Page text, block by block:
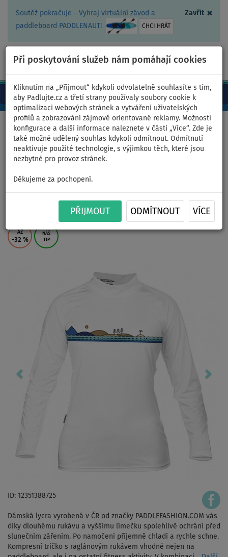
Zavřít ×
Soutěž pokračuje - Vyhraj virtuální závod a
paddleboard PADDLENAUT!
CHCI HRÁT
Při poskytování služeb nám pomáhají cookies
Kliknutím na „Přijmout“ kdykoli odvolatelně souhlasíte s tím,
aby Padlujte.cz a třetí strany používaly soubory cookie k
optimalizaci webových stránek a vytváření uživatelských
profilů a zobrazování zájmově orientované reklamy. Možnosti
konfigurace a další informace naleznete v části „Více“. Zde je
také možné udělený souhlas kdykoli odmítnout. Odmítnutí
neaktivuje použité technologie, s výjimkou těch, které jsou
nezbytné pro provoz stránek.
Děkujeme za pochopení.
PŘIJMOUT ODMÍTNOUT VÍCE
CZ/Kč +420 467 409 090 0ks
Domů >Oblečení >Trička > LYCRA >Dámská
Tričko dámské
PADDLEBOARDING WHITE lycra
dlouhý rukáv - velikost: XS
AŽ
-32 %
NÁŠ
TIP
ID: 12351388725
Dámská lycra vyrobená v ČR od značky PADDLEFASHION.COM vás
díky dlouhému rukávu a vyššímu límečku spolehlivě ochrání před
slunečním zářením. Po namočení příjemně chladí a rychle schne.
Kompresní tričko s raglánovým rukávem vhodné nejen na